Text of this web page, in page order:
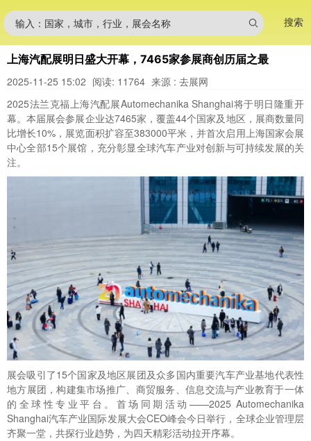
输入：国家，城市，行业，展会名称 搜索
上海汽配展明日盛大开幕，7465家参展商创历届之最
2025-11-25 15:02 阅读: 11764 来源 : 去展网
2025法兰克福上海汽配展Automechanika Shanghai将于明日隆重开
幕。本届展会参展企业达7465家，覆盖44个国家及地区，展商数量同
比增长10%，展览面积扩容至383000平米，并首次启用上海国家会展
中心全部15个展馆，充分彰显全球汽车产业对创新与可持续发展的关
注。
展会吸引了15个国家及地区展团及众多国内重要汽车产业基地代表性
地方展团，构建集市场推广、商贸服务、信息交流与产业教育于一体
的全球性专业平台。首场同期活动——2025 Automechanika
Shanghai汽车产业国际发展大会CEO峰会今日举行，全球企业管理层
齐聚一堂，共探行业趋势，为四天精彩活动拉开序幕。